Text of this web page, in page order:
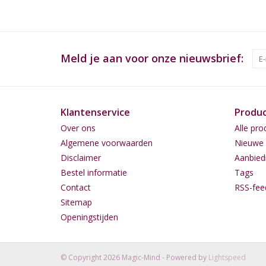
Meld je aan voor onze nieuwsbrief:
Klantenservice
Over ons
Algemene voorwaarden
Disclaimer
Bestel informatie
Contact
Sitemap
Openingstijden
Alle
Tags
RSS-
© Copyright 2026 Magic-Mind - Powered by Lightspeed